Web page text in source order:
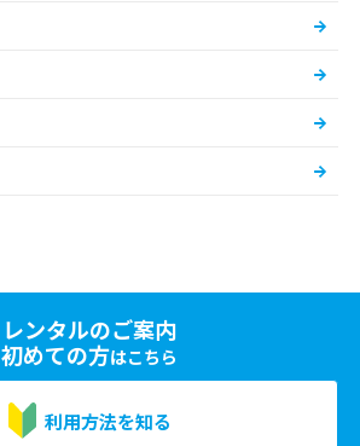
レンタルのご案内
初めての方はこちら
利用方法を知る